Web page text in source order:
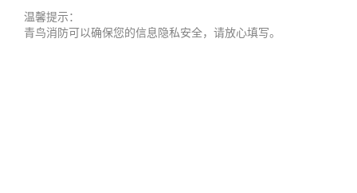
温馨提示：
青鸟消防可以确保您的信息隐私安全，请放心填写。